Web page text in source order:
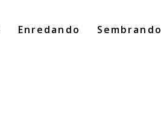
Enredando Sembrando